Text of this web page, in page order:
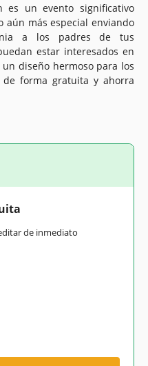
es un evento significativo
aún más especial enviando
a los padres de tus
estar interesados en
diseño hermoso para los
de forma gratuita y ahorra
de inmediato